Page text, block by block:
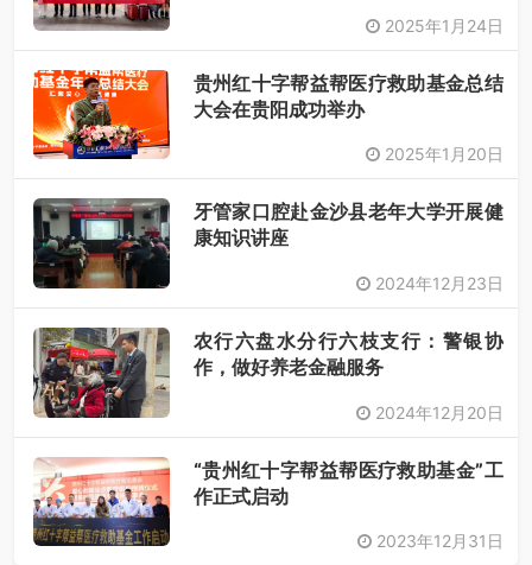
2025年1月24日
贵州红十字帮益帮医疗救助基金总结
大会在贵阳成功举办
2025年1月20日
牙管家口腔赴金沙县老年大学开展健
康知识讲座
2024年12月23日
农行六盘水分行六枝支行：警银协
作，做好养老金融服务
2024年12月20日
“贵州红十字帮益帮医疗救助基金”工
作正式启动
2023年12月31日